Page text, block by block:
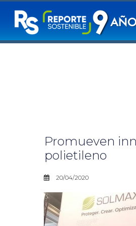
Promueven
polietileno
20/04/2020